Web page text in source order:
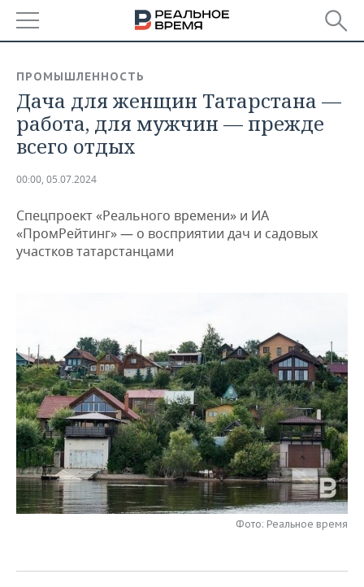
БАШКОРТОСТАН
ТАТАРСТАН
НОВОСТИ
АНАЛИТИКА
ДЕКЛАРАЦИИ О ДОХОДАХ
КОРОЛИ ГОСЗАКАЗА ПФО
ТАТАРСТАНА
НОВОСТИ ЭКОНОМИКИ
ФИНАНСЫ
ИНВЕСТИЦИИ
ПРОМЫШЛЕННОСТЬ
НОВОСТИ
ПРОМЫШЛЕННОСТИ
НЕФТЕХИМИЯ
НЕФТЬ
ОПК
ЭНЕРГЕТИКА
НЕДВИЖИМОСТЬ
НОВОСТИ БИЗНЕСА
РОЗНИЧНАЯ ТОРГОВЛЯ
ТРАНСПОРТ
УСЛУГИ
ТЕХНОЛОГИИ
НОВОСТИ ТЕХНОЛОГИЙ
IT
МЕДИА
ТЕЛЕКОММУНИКАЦИИ
МЕРОПРИЯТИЯ
НОВОСТИ МЕРОПРИЯТИЙ
ВЫЕЗДНАЯ РЕДАКЦИЯ
БИЗНЕС-БРАНЧИ
СПОРТ
НОВОСТИ СПОРТА
ФУТБОЛ
ОБЩЕСТВО
НОВОСТИ ОБЩЕСТВА
ФОТОГАЛЕРЕЯ
ПРОМЫШЛЕННОСТЬ
Дача для женщин Татарстана —
работа, для мужчин — прежде
всего отдых
00:00, 05.07.2024
Спецпроект «Реального времени» и ИА
«ПромРейтинг» — о восприятии дач и садовых
участков татарстанцами
Фото: Реальное время